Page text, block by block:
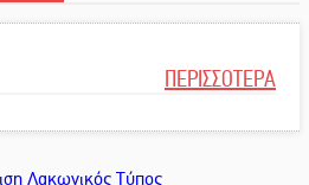
ΠΕΡΙΣΣΟΤΕΡΑ